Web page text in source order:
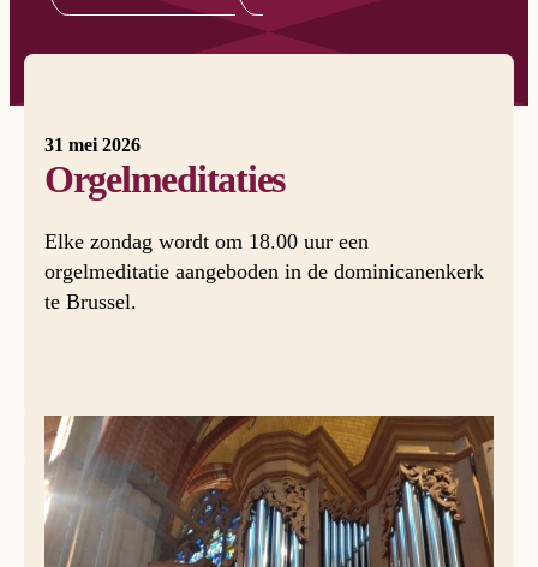
31 mei 2026
Orgelmeditaties
Elke zondag wordt om 18.00 uur een
orgelmeditatie aangeboden in de dominicanenkerk
te Brussel.
De dominicanenkerk te Brussel beschikt over een
opmerkelijk orgelpatrimonium. Te weten het grote orgel
van Adrien & Salomon Van Bever (1910, romantisch). En
het orgel van de orgelmakerij Thomas (2006, barok, foto